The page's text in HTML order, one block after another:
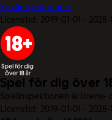
Spelinspektionen.
Licenstid: 2019-01-01 - 2028-
Spel för dig över
Spelinspektionen är licens-
Licenstid: 2019-01-01 - 2028-